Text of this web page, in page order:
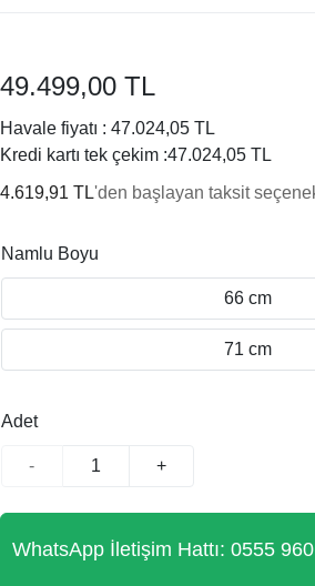
49.499,00 TL
Havale fiyatı : 47.024,05 TL
Kredi kartı tek çekim :47.024,05 TL
4.619,91 TL'den başlayan taksit
Namlu Boyu
66 cm
71 cm
Adet
- +
WhatsApp İletişim Hattı: 0555